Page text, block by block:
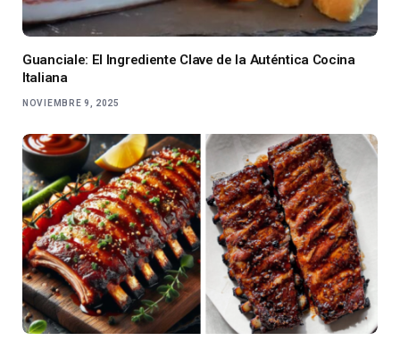
Guanciale: El Ingrediente Clave de la Auténtica Cocina
Italiana
NOVIEMBRE 9, 2025